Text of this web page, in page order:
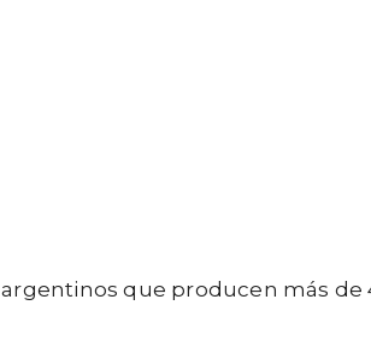
argentinos que producen más